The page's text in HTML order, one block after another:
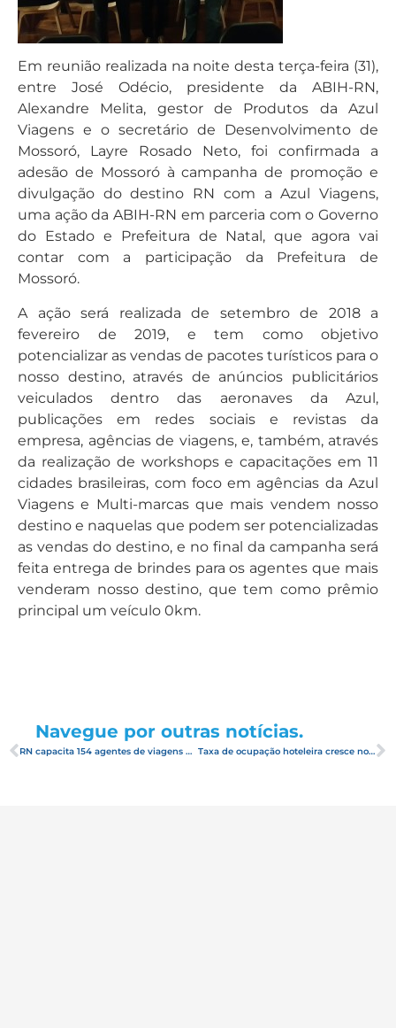
Em reunião realizada na noite desta terça-feira (31),
entre José Odécio, presidente da ABIH-RN,
Alexandre Melita, gestor de Produtos da Azul
Viagens e o secretário de Desenvolvimento de
Mossoró, Layre Rosado Neto, foi confirmada a
adesão de Mossoró à campanha de promoção e
divulgação do destino RN com a Azul Viagens,
uma ação da ABIH-RN em parceria com o Governo
do Estado e Prefeitura de Natal, que agora vai
contar com a participação da Prefeitura de
Mossoró.
A ação será realizada de setembro de 2018 a
fevereiro de 2019, e tem como objetivo
potencializar as vendas de pacotes turísticos para o
nosso destino, através de anúncios publicitários
veiculados dentro das aeronaves da Azul,
publicações em redes sociais e revistas da
empresa, agências de viagens, e, também, através
da realização de workshops e capacitações em 11
cidades brasileiras, com foco em agências da Azul
Viagens e Multi-marcas que mais vendem nosso
destino e naquelas que podem ser potencializadas
as vendas do destino, e no final da campanha será
feita entrega de brindes para os agentes que mais
venderam nosso destino, que tem como prêmio
principal um veículo 0km.
Navegue por outras notícias.
RN capacita 154 agentes de viagens do Uruguai Taxa de ocupação hoteleira cresce no Rio Grande do Norte durante o mês de julho